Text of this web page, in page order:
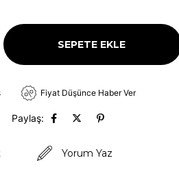
Fiyat Düşünce Haber Ver
Paylaş:
Yorum Yaz